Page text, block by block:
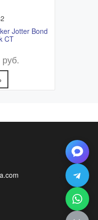
Jotter Bond
CT
руб.